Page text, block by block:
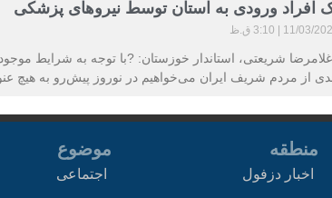
افراد ورودی به استان توسط نیروهای پزشکی
11/03/ 3:10 ق.ظ
غلامرضا شریعتی، استاندار خوزستان: ?با توجه به شرایط
از مردم شریف ایران می‌خواهیم در نوروز پیش‌رو به هیچ
منطقه
اخبار دزفول
موضوع
اجتماعی